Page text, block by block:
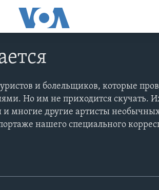
и болельщиков, которые
Но им не приходится скучать.
многие другие артисты
нашего специального